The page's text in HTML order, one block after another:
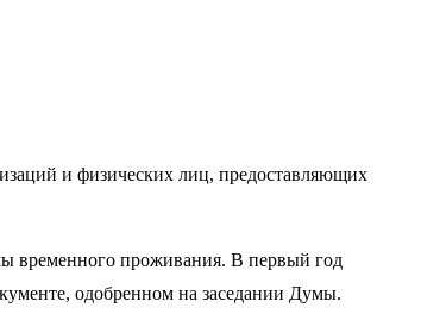
и физических лиц, предоставляющих
временного проживания. В первый год
одобренном на заседании Думы.